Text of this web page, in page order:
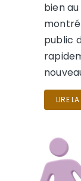
bien
public
LIRE